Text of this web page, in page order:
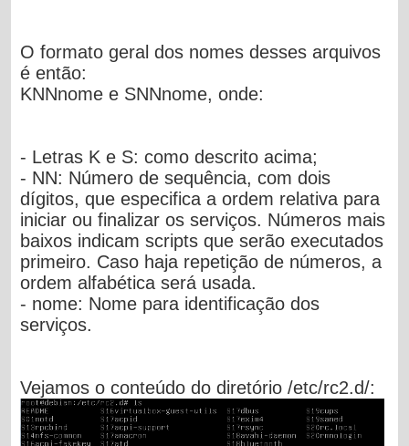
O formato geral dos nomes desses arquivos
é então:
KNNnome e SNNnome, onde:
- Letras K e S: como descrito acima;
- NN: Número de sequência, com dois
dígitos, que especifica a ordem relativa para
iniciar ou finalizar os serviços. Números mais
baixos indicam scripts que serão executados
primeiro. Caso haja repetição de números, a
ordem alfabética será usada.
- nome: Nome para identificação dos
serviços.
Vejamos o conteúdo do diretório/etc/rc2.d/: